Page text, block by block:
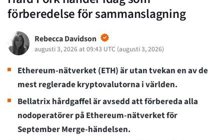
förberedelse för sammanslagning
Rebecca Davidson
augusti 3, 2026 at 09:43 UTC (augusti 3, 2026)
Ethereum-nätverket (ETH) är utan tvekan en av de
mest reglerade kryptovalutorna i världen.
Bellatrix hårdgaffel är avsedd att förbereda alla
nodoperatörer på Ethereum-nätverket för
September Merge-händelsen.